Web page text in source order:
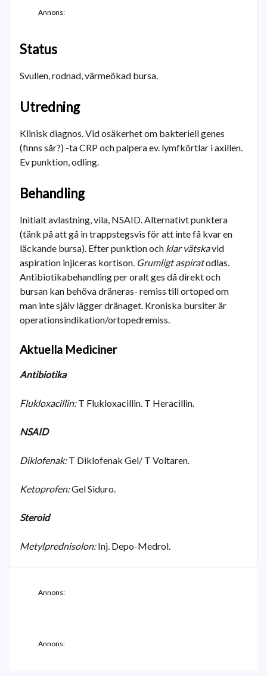
Annons:
Status
Svullen, rodnad, värmeökad bursa.
Utredning
Klinisk diagnos. Vid osäkerhet om bakteriell genes
(finns sår?) -ta CRP och palpera ev. lymfkörtlar i axillen.
Ev punktion, odling.
Behandling
Initialt avlastning, vila, NSAID. Alternativt punktera
(tänk på att gå in trappstegsvis för att inte få kvar en
läckande bursa). Efter punktion och klar vätskavid
aspiration injiceras kortison. Grumligt aspiratodlas.
Antibiotikabehandling per oralt ges då direkt och
bursan kan behöva dräneras- remiss till ortoped om
man inte själv lägger dränaget. Kroniska bursiter är
operationsindikation/ortopedremiss.
Aktuella Mediciner
Antibiotika
Flukloxacillin:T Flukloxacillin. T Heracillin.
NSAID
Diklofenak:T Diklofenak Gel/ T Voltaren.
Ketoprofen:Gel Siduro.
Steroid
Metylprednisolon:Inj. Depo-Medrol.
Annons:
Annons: